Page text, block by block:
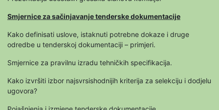
Smjernice za sačinjavanje tenderske dokumentacije
Kako definisati uslove, istaknuti potrebne dokaze i druge
odredbe u tenderskoj dokumentaciji – primjeri.
Smjernice za pravilnu izradu tehničkih specifikacija.
Kako izvršiti izbor najsvrsishodnijih kriterija za selekciju i dodjelu
ugovora?